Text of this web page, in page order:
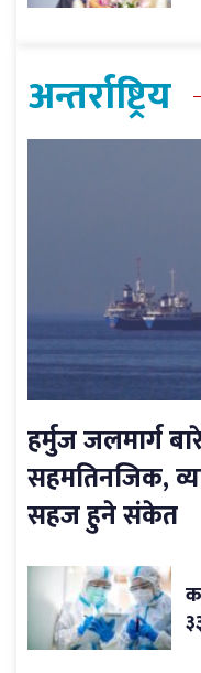
अन्तर्राष्ट्रिय
हर्मुज जलमार्ग
सहमतिनजिक,
सहज हुने संकेत